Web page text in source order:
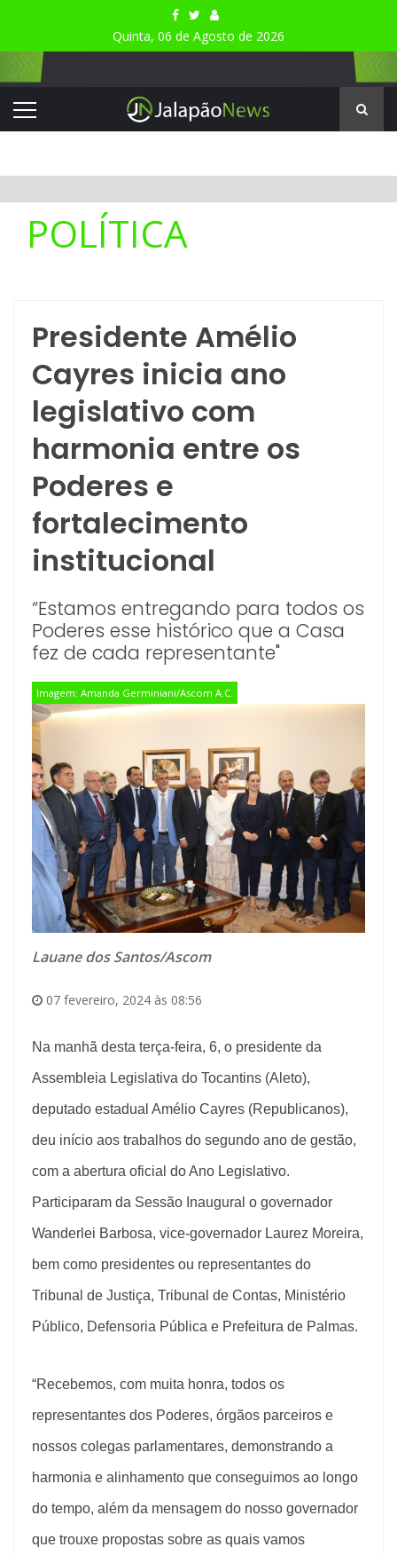
Quinta, 06 de Agosto de 2026
POLÍTICA
Presidente Amélio
Cayres inicia ano
legislativo com
harmonia entre os
Poderes e
fortalecimento
institucional
“Estamos entregando para todos os
Poderes esse histórico que a Casa
fez de cada representante"
Imagem: Amanda Germiniani/Ascom A.C.
Lauane dos Santos/Ascom
07 fevereiro, 2024 às 08:56
Na manhã desta terça-feira, 6, o presidente da
Assembleia Legislativa do Tocantins (Aleto),
deputado estadual Amélio Cayres (Republicanos),
deu início aos trabalhos do segundo ano de gestão,
com a abertura oficial do Ano Legislativo.
Participaram da Sessão Inaugural o governador
Wanderlei Barbosa, vice-governador Laurez Moreira,
bem como presidentes ou representantes do
Tribunal de Justiça, Tribunal de Contas, Ministério
Público, Defensoria Pública e Prefeitura de Palmas.
“Recebemos, com muita honra, todos os
representantes dos Poderes, órgãos parceiros e
nossos colegas parlamentares, demonstrando a
harmonia e alinhamento que conseguimos ao longo
do tempo, além da mensagem do nosso governador
que trouxe propostas sobre as quais vamos